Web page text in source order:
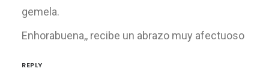
gemela.
Enhorabuena,, recibe un abrazo muy afectuoso
REPLY